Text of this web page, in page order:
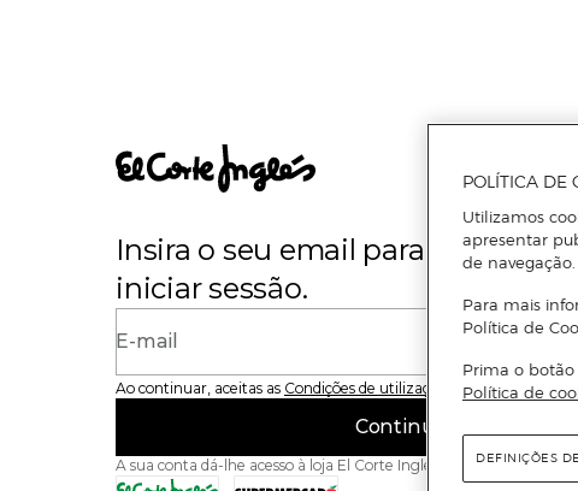
Insira o seu email para se
iniciar sessão.
E-mail
Ao continuar, aceitas as Condições de utilização do site
Continuar
A sua conta dá-lhe acesso à loja El Corte Inglés e ao Supermercado
POLÍTICA DE
Utilizamos
apresentar
de navegação.
Para mais
Política de
Prima o
Política de
DEFINIÇÕES